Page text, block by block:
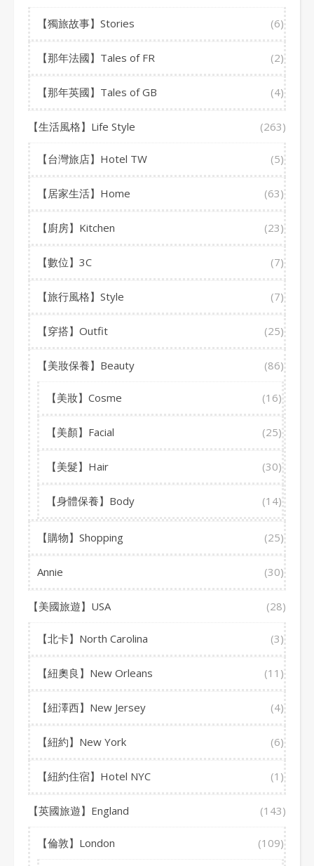
【獨旅故事】Stories (6)
【那年法國】Tales of FR (2)
【那年英國】Tales of GB (4)
【生活風格】Life Style (263)
【台灣旅店】Hotel TW (5)
【居家生活】Home (63)
【廚房】Kitchen (23)
【數位】3C (7)
【旅行風格】Style (7)
【穿搭】Outfit (25)
【美妝保養】Beauty (86)
【美妝】Cosme (16)
【美顏】Facial (25)
【美髮】Hair (30)
【身體保養】Body (14)
【購物】Shopping (25)
Annie (30)
【美國旅遊】USA (28)
【北卡】North Carolina (3)
【紐奧良】New Orleans (11)
【紐澤西】New Jersey (4)
【紐約】New York (6)
【紐約住宿】Hotel NYC (1)
【英國旅遊】England (143)
【倫敦】London (109)